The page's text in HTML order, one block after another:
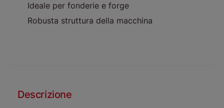
Ideale per fonderie e forge
Robusta struttura della macchina
Descrizione